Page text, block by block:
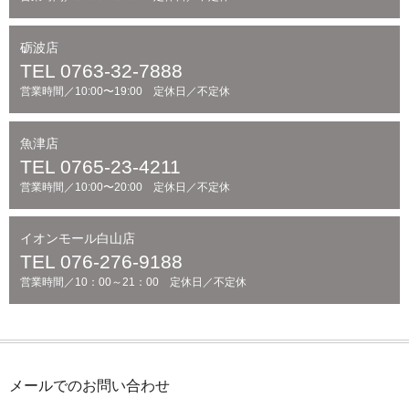
砺波店
TEL 0763-32-7888
営業時間／10:00〜19:00 定休日／不定休
魚津店
TEL 0765-23-4211
営業時間／10:00〜20:00 定休日／不定休
イオンモール白山店
TEL 076-276-9188
営業時間／10：00～21：00 定休日／不定休
メールでのお問い合わせ